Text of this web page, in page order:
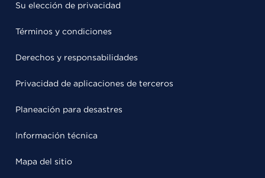
Su elección de privacidad
Términos y condiciones
Derechos y responsabilidades
Privacidad de aplicaciones de terceros
Planeación para desastres
Información técnica
Mapa del sitio